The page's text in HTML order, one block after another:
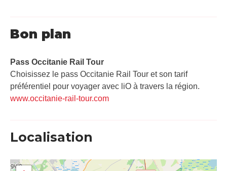
Bon plan
Pass Occitanie Rail Tour​
Choisissez le pass Occitanie Rail Tour et son tarif
préférentiel pour voyager avec liO à travers la région.
www.occitanie-rail-tour.com
Localisation